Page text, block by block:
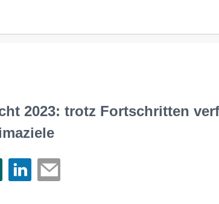
2023: trotz Fortschritten